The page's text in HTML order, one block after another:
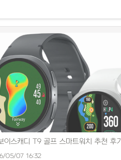
촉물 제작 추천 제품을 소개합니다.
이스캐디 T9 골프 스마트워치 추천 후기
05/07 16:32